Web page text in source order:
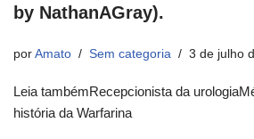
by NathanAGray).
por Amato Sem categoria 3 de julho
Leia tambémRecepcionista da
história da Warfarina